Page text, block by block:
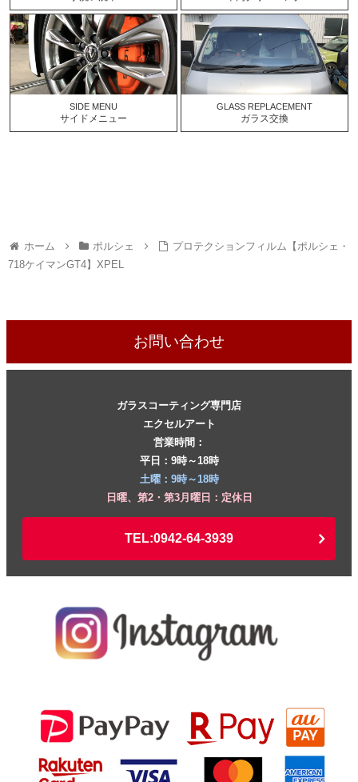
SIDE MENU
サイドメニュー
GLASS REPLACEMENT
ガラス交換
ホーム ポルシェ
プロテクションフィルム【ポルシェ・
718ケイマンGT4】XPEL
お問い合わせ
ガラスコーティング専門店
エクセルアート
営業時間：
平日：9時～18時
土曜：9時～18時
日曜、第2・第3月曜日：定休日
TEL:0942-64-3939